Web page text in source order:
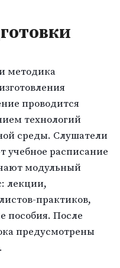
методика
проводится
технологий
среды. Слушатели
учебное расписание
модульный
лекции,
практиков,
пособия. После
предусмотрены